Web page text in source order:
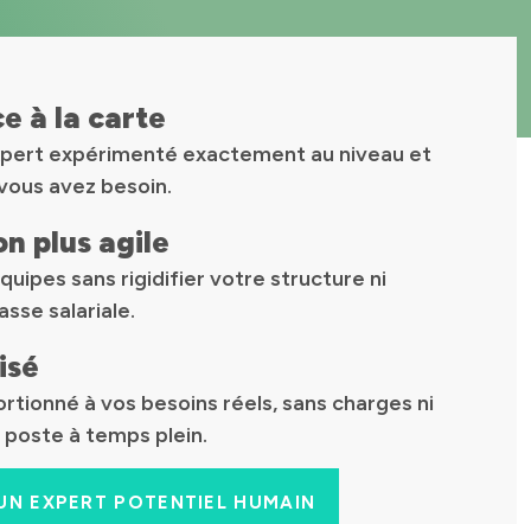
à la carte
expérimenté exactement au niveau et
avez besoin.
plus agile
sans rigidifier votre structure ni
salariale.
à vos besoins réels, sans charges ni
poste à temps plein.
EXPERT POTENTIEL HUMAIN